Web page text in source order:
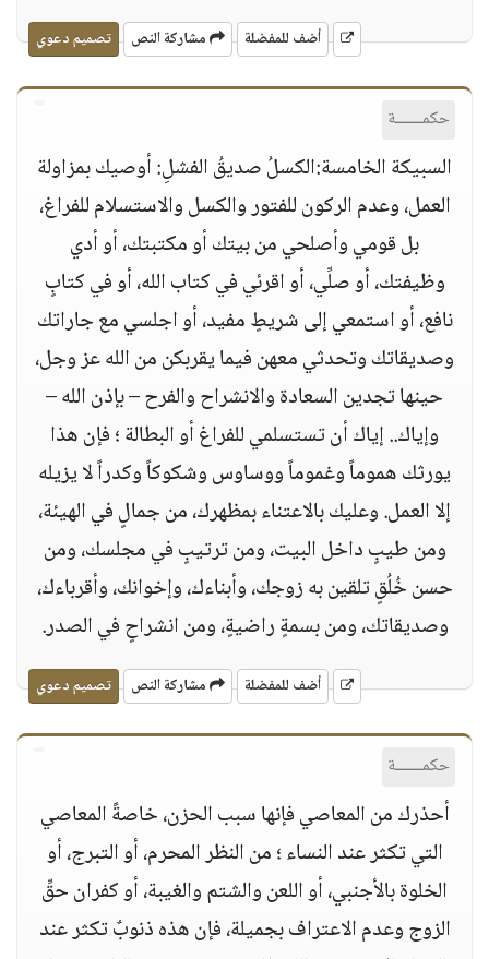
أضف للمفضلة مشاركة النص تصميم دعوي
حكمــــــة
السبيكة الخامسة:الكسلُ صديقُ الفشلِ: أوصيك بمزاولة
العمل، وعدم الركون للفتور والكسل والاستسلام للفراغ،
بل قومي وأصلحي من بيتك أو مكتبتك، أو أدي
وظيفتك، أو صلِّي، أو اقرئي في كتاب الله، أو في كتابٍ
نافع، أو استمعي إلى شريطٍ مفيد، أو اجلسي مع جاراتك
وصديقاتك وتحدثي معهن فيما يقربكن من الله عز وجل،
حينها تجدين السعادة والانشراح والفرح – بإذن الله –
وإياك.. إياك أن تستسلمي للفراغ أو البطالة ؛ فإن هذا
يورثك هموماً وغموماً ووساوس وشكوكاً وكدراً لا يزيله
إلا العمل. وعليك بالاعتناء بمظهرك، من جمالٍ في الهيئة،
ومن طيبٍ داخل البيت، ومن ترتيبٍ في مجلسك، ومن
حسن خُلُقٍ تلقين به زوجك، وأبناءك، وإخوانك، وأقرباءك،
وصديقاتك، ومن بسمةٍ راضيةٍ، ومن انشراحٍ في الصدر.
أضف للمفضلة مشاركة النص تصميم دعوي
حكمــــــة
أحذرك من المعاصي فإنها سبب الحزن، خاصةً المعاصي
التي تكثر عند النساء ؛ من النظر المحرم، أو التبرج، أو
الخلوة بالأجنبي، أو اللعن والشتم والغيبة، أو كفران حقِّ
الزوج وعدم الاعتراف بجميلة، فإن هذه ذنوبٌ تكثر عند